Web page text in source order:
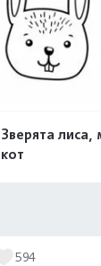
Зверята лиса,
кот
594